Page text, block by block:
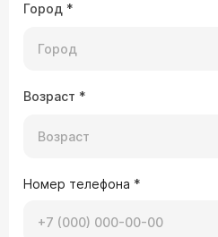
Город *
Возраст *
Номер телефона *